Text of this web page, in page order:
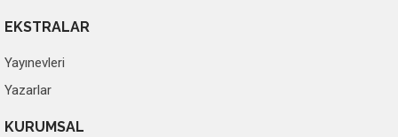
EKSTRALAR
Yayınevleri
Yazarlar
KURUMSAL